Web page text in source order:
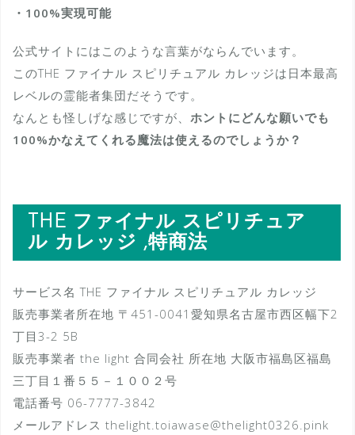
・100%実現可能
公式サイトにはこのような言葉がならんでいます。
このTHE ファイナル スピリチュアル カレッジは日本最高
レベルの霊能者集団だそうです。
なんとも怪しげな感じですが、 ホントにどんな願いでも
100%かなえてくれる魔法は使えるのでしょうか？
THE ファイナル スピリチュア
ル カレッジ ,特商法
サービス名 THE ファイナル スピリチュアル カレッジ
販売事業者所在地 〒451-0041愛知県名古屋市西区幅下2
丁目3-2 5B
販売事業者 the light 合同会社 所在地 大阪市福島区福島
三丁目１番５５－１００２号
電話番号 06-7777-3842
メールアドレス thelight.toiawase@thelight0326.pink